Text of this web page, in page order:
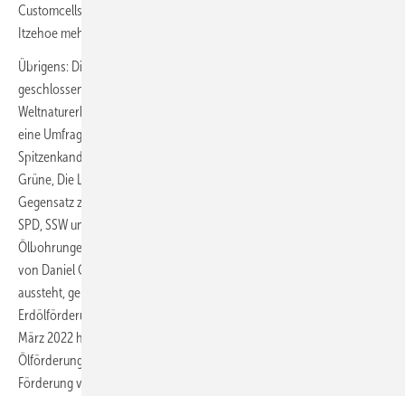
Customcells fand hier den richtigen Spirit und investiert gerade in
Itzehoe mehrere Millionen Euro in den Aus- und Umbau seiner Fabrik.
Übrigens: Die bisherige Regierung in Schleswig-Holstein sprach sich
geschlossen für neue klimaschädliche Ölbohrungen im UNESCO-
Weltnaturerbe Nationalpark Wattenmeer aus. Zu diesem Schluss kam
eine Umfrage der Deutschen Umwelthilfe (DUH) unter den
Spitzenkandidatinnen und -kandidaten der Parteien CDU, SPD, FDP,
Grüne, Die Linke und SSW im Vorfeld der Landtagswahlen. Im
Gegensatz zu den aktuellen Regierungsparteien positionierten sich
SPD, SSW und Die Linke in ihren Stellungnahmen klar gegen neue
Ölbohrungen auf der Förderinsel Mittelplate. Obwohl eine Antwort
von Daniel Günther, Spitzenkandidat der CDU, als einzige noch
aussteht, geht aus dem Antrag „Energieversorgung sichern –
Erdölförderung befristet gestatten“ der Jamaika-Koalition vom 11.
März 2022 hervor, dass die schleswig-holsteinische CDU die neue
Ölförderung bis 2041 unterstützt. Die Frage ist, ob eine befristete
Förderung vor der eigenen Haustür nicht einem Import aus